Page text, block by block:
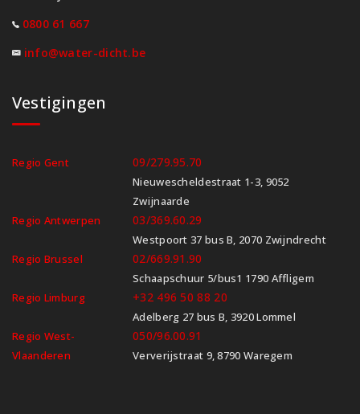
0800 61 667
info@water-dicht.be
Vestigingen
Regio Gent 09/279.95.70
Nieuwescheldestraat 1-3, 9052
Zwijnaarde
Regio Antwerpen
03/369.60.29
Westpoort 37 bus B, 2070 Zwijndrecht
Regio Brussel
02/669.91.90
Schaapschuur 5/bus1 1790 Affligem
Regio Limburg
+32 496 50 88 20
Adelberg 27 bus B, 3920 Lommel
Regio West-
Vlaanderen
050/96.00.91
Ververijstraat 9, 8790 Waregem